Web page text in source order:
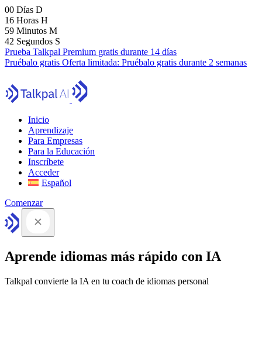
00 Días D
16 Horas H
59 Minutos M
41 Segundos S
Prueba Talkpal Premium gratis durante 14 días
Pruébalo gratis Oferta limitada: Pruébalo gratis durante 2 semanas
Inicio
Aprendizaje
Para Empresas
Para la Educación
Inscríbete
Acceder
Español
Comenzar
Aprende idiomas más rápido con IA
Talkpal convierte la IA en tu coach de idiomas personal